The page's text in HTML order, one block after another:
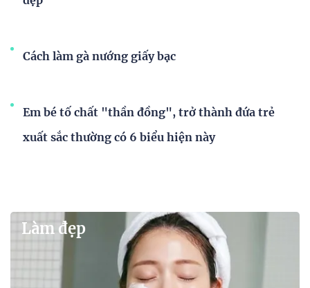
Cách làm gà nướng giấy bạc
Em bé tố chất "thần đồng", trở thành đứa trẻ
xuất sắc thường có 6 biểu hiện này
Làm đẹp